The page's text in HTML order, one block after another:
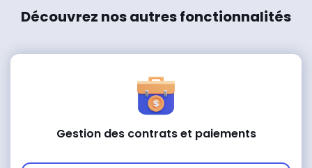
Découvrez nos autres fonctionnalités
Gestion des contrats et paiements